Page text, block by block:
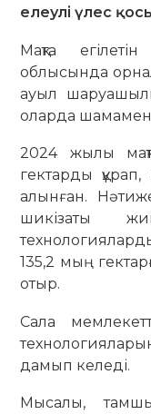
елеулі үлес
Мақта
облысында
ауыл
оларда
2024 жылы
гектарды
алынған.
шикізаты
135,2 мың
отыр.
Сала
дамып келеді.
Мысалы,